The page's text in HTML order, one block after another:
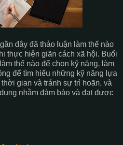
đây đã thảo luận làm thế nào
thực hiện giãn cách xã hội. Buổi
thế nào để chọn kỹ năng, làm
để tìm hiểu những kỹ năng lựa
gian và tránh sự trì hoãn, và
nhằm đảm bảo và đạt được